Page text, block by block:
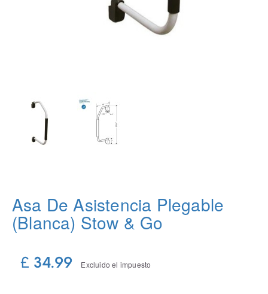
Asa De Asistencia Plegable
(blanca) Stow & Go
£ 34.99 Excluido el impuesto